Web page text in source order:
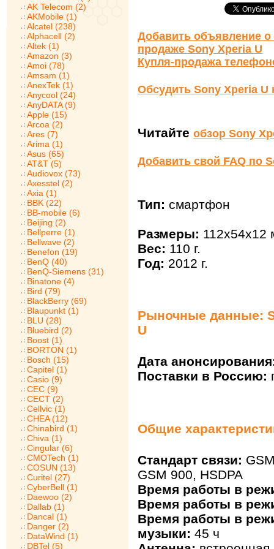
AK Telecom (2)
AKMobile (1)
Alcatel (238)
Alphacell (2)
Altek (1)
Amazon (3)
Amoi (78)
Amsam (1)
AnexTek (1)
Anycool (24)
AnyDATA (9)
Apple (15)
Arcoa (2)
Ares (7)
Arima (1)
Asus (65)
AT&T (5)
Audiovox (73)
Axesstel (2)
Axia (1)
BBK (22)
BB-mobile (6)
Beijing (2)
Bellperre (1)
Bellwave (2)
Benefon (19)
BenQ (40)
BenQ-Siemens (31)
Binatone (4)
Bird (79)
BlackBerry (69)
Blaupunkt (1)
BLU (28)
Bluebird (2)
Boost (1)
BORTON (1)
Bosch (15)
Capitel (1)
Casio (9)
CEC (9)
CECT (2)
Cellvic (1)
CHEA (12)
Chinabird (1)
Chiva (1)
Cingular (6)
CMOTech (1)
COSUN (13)
Curitel (27)
CyberBell (1)
Daewoo (2)
Dallab (1)
Dancal (1)
Danger (2)
DataWind (1)
DBTel (5)
Добавить объявление о
продаже Sony Xperia U
Купля-продажа
Обсудить Sony Xperia
Читайте обзор Sony
Добавить свой FAQ по
Тип: смартфон
Размеры: 112x54x12
Вес: 110 г.
Год: 2012 г.
Рыночные данные:
U
Дата
Поставки в Россию:
Общие
Стандарт связи:
GSM 900, HSDPA
Время работы в
Время работы в
Время работы в
музыки: 45 ч